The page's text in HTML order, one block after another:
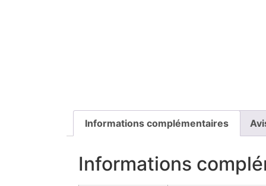
Informations complémentaires
Informations